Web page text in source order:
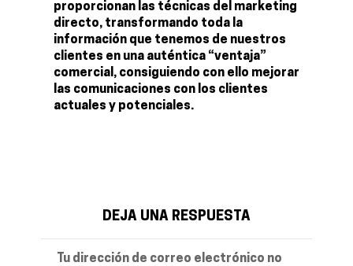
proporcionan las técnicas del marketing
directo, transformando toda la
información que tenemos de nuestros
clientes en una auténtica “ventaja”
comercial, consiguiendo con ello mejorar
las comunicaciones con los clientes
actuales y potenciales.
DEJA UNA RESPUESTA
Tu dirección de correo electrónico no